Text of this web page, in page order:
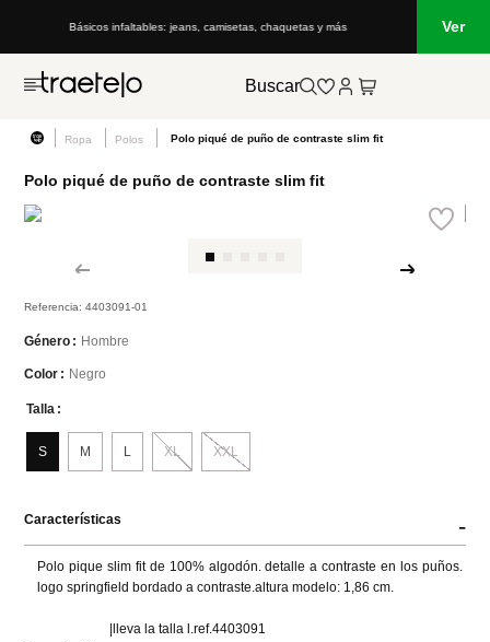
Básicos infaltables: jeans, camisetas, chaquetas y más Ver
Buscar
Ropa Polos Polo piqué de puño de contraste slim fit
Polo piqué de puño de contraste slim fit
Referencia:4403091-01
Género Hombre
Color Negro
Talla
L
M
S XL XXL
Características -
Polo pique slim fit de 100% algodón. detalle a contraste en los puños.
logo springfield bordado a contraste.altura modelo: 1,86 cm.
                      |lleva la talla l.ref.4403091